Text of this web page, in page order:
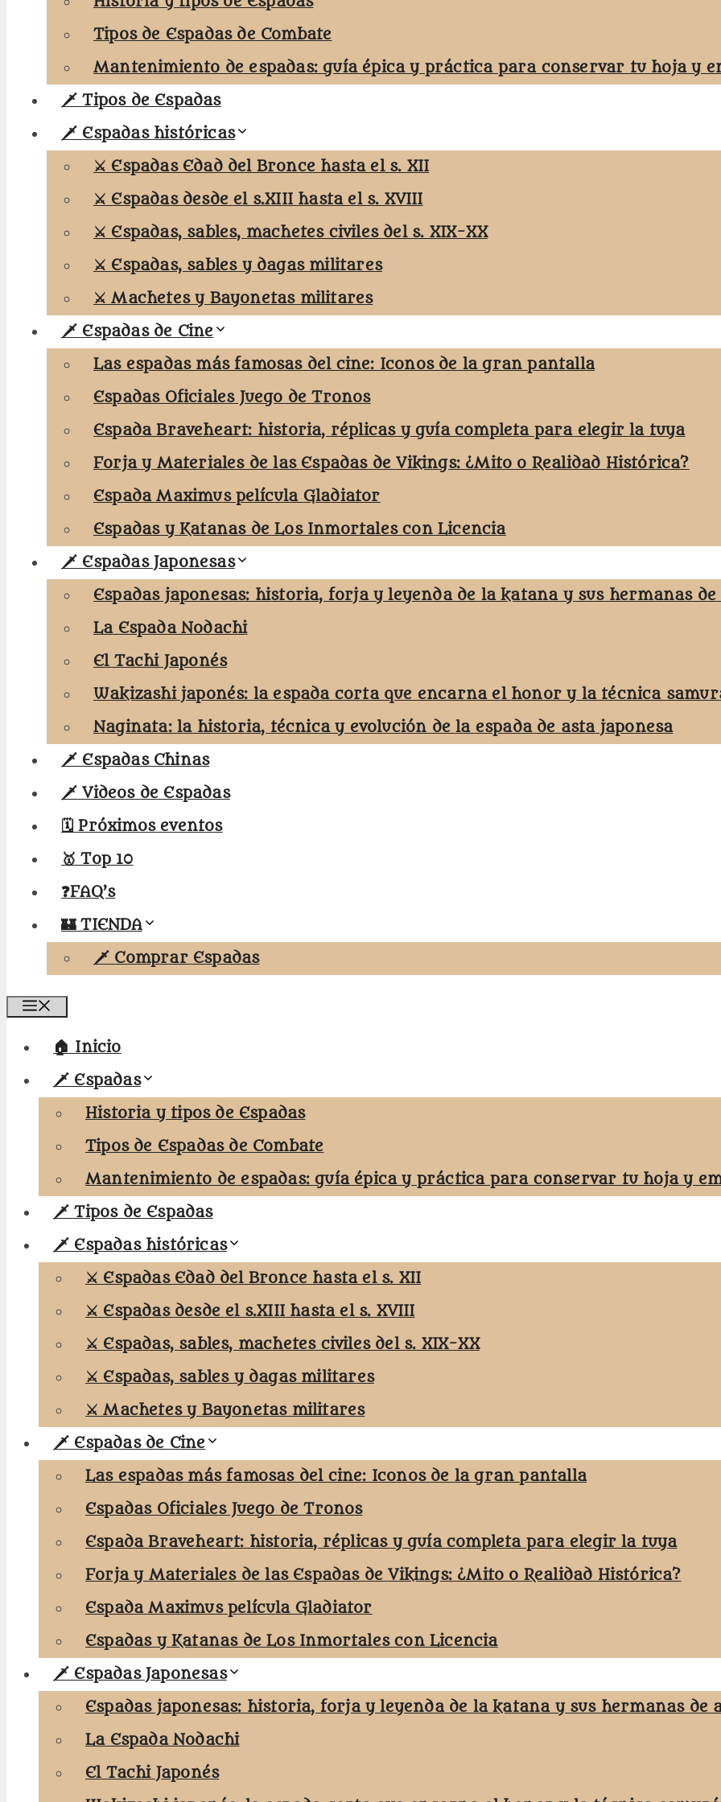
Tipos de Espadas de Combate
Mantenimiento de espadas: guía épica y práctica para conservar tu hoja y
🗡️ Tipos de Espadas
🗡️ Espadas históricas
⚔️ Espadas Edad del Bronce hasta el s. XII
⚔️ Espadas desde el s.XIII hasta el s. XVIII
⚔️ Espadas, sables, machetes civiles del s. XIX-XX
⚔️ Espadas, sables y dagas militares
⚔️ Machetes y Bayonetas militares
🗡️ Espadas de Cine
Las espadas más famosas del cine: Iconos de la gran pantalla
Espadas Oficiales Juego de Tronos
Espada Braveheart: historia, réplicas y guía completa para elegir la tuya
Forja y Materiales de las Espadas de Vikings: ¿Mito o Realidad Histórica?
Espada Maximus película Gladiator
Espadas y Katanas de Los Inmortales con Licencia
🗡️ Espadas Japonesas
Espadas japonesas: historia, forja y leyenda de la katana y sus hermanas de
La Espada Nodachi
El Tachi Japonés
Wakizashi japonés: la espada corta que encarna el honor y la técnica
Naginata: la historia, técnica y evolución de la espada de asta japonesa
🗡️ Espadas Chinas
🗡️ Videos de Espadas
🗓️ Próximos eventos
🥇 Top 10
❓FAQ’s
🏰 TIENDA
🗡️ Comprar Espadas
🏠 Inicio
🗡️ Espadas
Historia y tipos de Espadas
Tipos de Espadas de Combate
Mantenimiento de espadas: guía épica y práctica para conservar tu hoja y
🗡️ Tipos de Espadas
🗡️ Espadas históricas
⚔️ Espadas Edad del Bronce hasta el s. XII
⚔️ Espadas desde el s.XIII hasta el s. XVIII
⚔️ Espadas, sables, machetes civiles del s. XIX-XX
⚔️ Espadas, sables y dagas militares
⚔️ Machetes y Bayonetas militares
🗡️ Espadas de Cine
Las espadas más famosas del cine: Iconos de la gran pantalla
Espadas Oficiales Juego de Tronos
Espada Braveheart: historia, réplicas y guía completa para elegir la tuya
Forja y Materiales de las Espadas de Vikings: ¿Mito o Realidad Histórica?
Espada Maximus película Gladiator
Espadas y Katanas de Los Inmortales con Licencia
🗡️ Espadas Japonesas
Espadas japonesas: historia, forja y leyenda de la katana y sus hermanas de
La Espada Nodachi
El Tachi Japonés